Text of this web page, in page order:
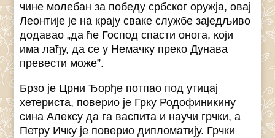
чине молебан за победу србског оружја, овај
Леонтије је на крају сваке службе заједљиво
додавао „да ће Господ спасти онога, који
има лађу, да се у Немачку преко Дунава
превести може”.
Брзо је Црни Ђорђе потпао под утицај
хетериста, поверио је Грку Родофиникину
сина Алексу да га васпита и научи грчки, а
Петру Ичку је поверио дипломатију. Грчки